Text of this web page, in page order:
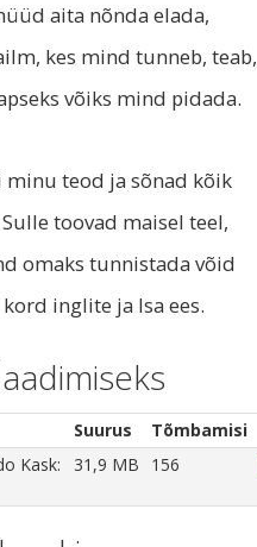
aita nõnda elada,
kes mind tunneb, teab,
võiks mind pidada.
minu teod ja sõnad kõik
toovad maisel teel,
omaks tunnistada võid
kord inglite ja Isa ees.
Suurus
Tõmbamisi
Kask:
31,9 MB 156